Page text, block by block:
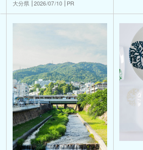
大分県 2026/07/10 PR